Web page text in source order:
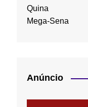
Quina
Mega-Sena
Anúncio